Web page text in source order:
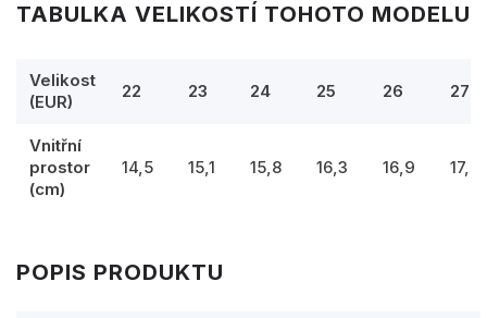
TABULKA VELIKOSTÍ TOHOTO MODELU
Velikost
(EUR)
22 23 24 25 26 27
Vnitřní
prostor
(cm)
14,5 15,1 15,8 16,3 16,9 17,5
POPIS PRODUKTU